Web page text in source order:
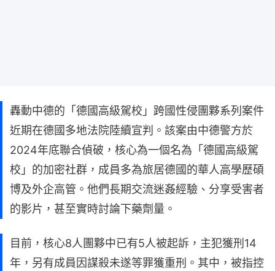
轟動中德的「德國高級駕校」跨國性侵團夥系列案件
近期在德國多地法院陸續宣判。該案由中德警方於
2024年底聯合偵破，核心為一個名為「德國高級駕
校」的加密社群，成員多為旅居德國的華人高學歷碩
博及外企高管。他們長期交流迷姦經驗、分享受害者
的影片，甚至實時討論下藥劑量。
目前，核心8人團夥中已有5人被起訴，主犯獲刑14
年，另有成員因謀殺未遂等罪獲重刑。其中，被指控